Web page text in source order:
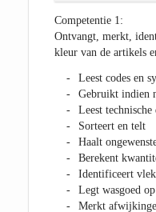
Competentie 1:
Ontvangt, merkt,
kleur van de artikels
Leest codes en
Gebruikt indien
Leest technische
Sorteert en telt
Haalt
Berekent
Identificeert
Legt wasgoed
Merkt